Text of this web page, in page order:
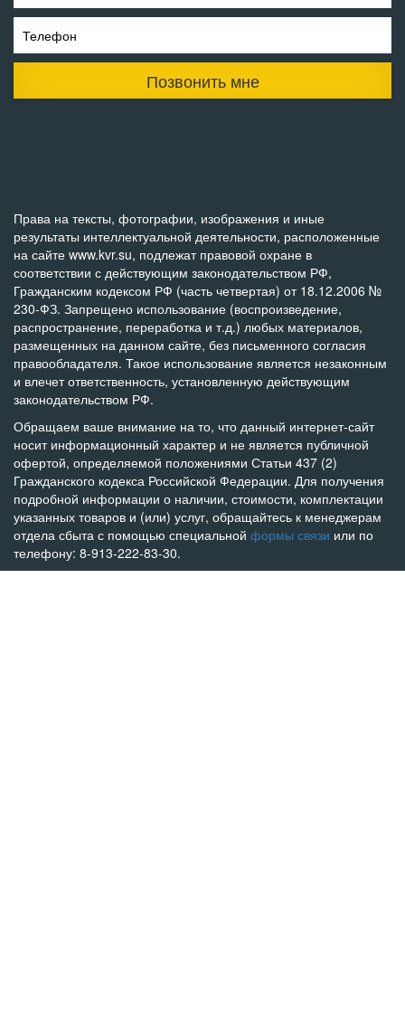
Телефон
Позвонить мне
Права на тексты, фотографии, изображения и иные
результаты интеллектуальной деятельности, расположенные
на сайте www.kvr.su, подлежат правовой охране в
соответствии с действующим законодательством РФ,
Гражданским кодексом РФ (часть четвертая) от 18.12.2006 №
230-ФЗ. Запрещено использование (воспроизведение,
распространение, переработка и т.д.) любых материалов,
размещенных на данном сайте, без письменного согласия
правообладателя. Такое использование является незаконным
и влечет ответственность, установленную действующим
законодательством РФ.
Обращаем ваше внимание на то, что данный интернет-сайт
носит информационный характер и не является публичной
офертой, определяемой положениями Статьи 437 (2)
Гражданского кодекса Российской Федерации. Для получения
подробной информации о наличии, стоимости, комплектации
указанных товаров и (или) услуг, обращайтесь к менеджерам
отдела сбыта с помощью специальной формы связи или по
телефону: 8-913-222-83-30.